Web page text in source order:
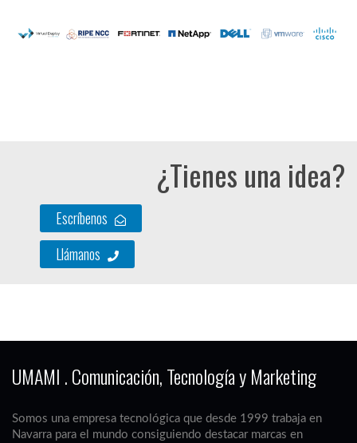
¿Tienes una idea?
Escríbenos
Llámanos
UMAMI . Comunicación, Tecnología y Marketing
Somos una empresa tecnológica que desde 1999 trabaja en
Navarra para el mundo consiguiendo destacar marcas en